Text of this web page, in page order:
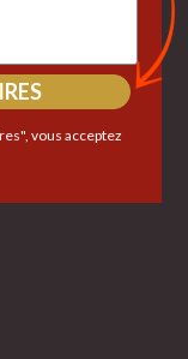
vous acceptez